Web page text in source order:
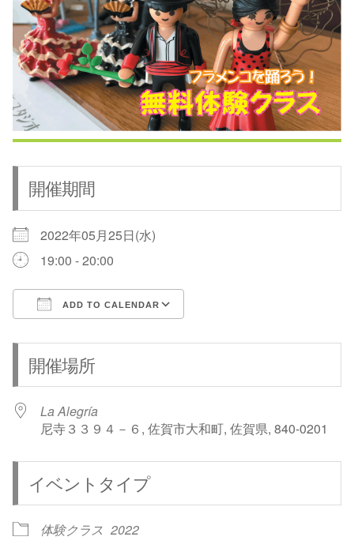
開催期間
2022年05月25日(水)
19:00 - 20:00
ADD TO CALENDAR
開催場所
La Alegría
尼寺３３９４－６, 佐賀市大和町, 佐賀県, 840-0201
イベントタイプ
体験クラス 2022